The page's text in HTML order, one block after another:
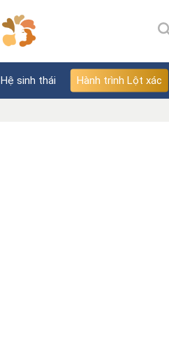
Hệ sinh thái Hành trình Lột xác